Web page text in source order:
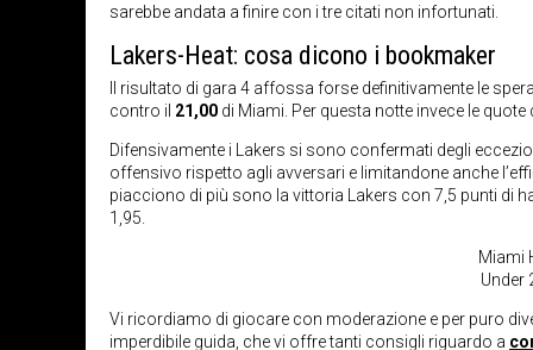
sarebbe andata a finire con i tre citati non infortunati.
Lakers-Heat: cosa dicono i bookmaker
Il risultato di gara 4 affossa forse definitivamente le
contro il 21,00 di Miami. Per questa notte invece le quote
Difensivamente i Lakers si sono confermati degli
offensivo rispetto agli avversari e limitandone anche
piacciono di più sono la vittoria Lakers con 7,5 punti di
1,95.
Miami
Under
Vi ricordiamo di giocare con moderazione e per puro
imperdibile guida, che vi offre tanti consigli riguardo a